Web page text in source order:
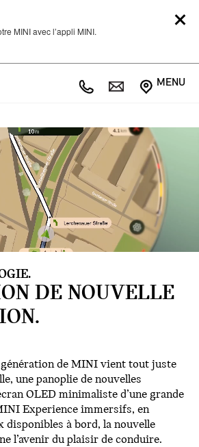
MINI avec l’appli MINI.
MENU
DE NOUVELLE
de MINI vient tout juste
une panoplie de nouvelles
OLED minimaliste d’une grande
Experience immersifs, en
disponibles à bord, la nouvelle
l’avenir du plaisir de conduire.